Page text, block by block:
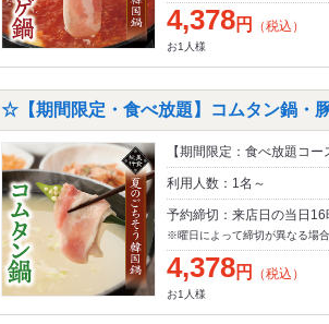
4,378円 （税込）
お1人様
☆【期間限定・食べ放題】コムタン鍋・
【期間限定：食べ放題コ
利用人数：1名～
予約締切：来店日の当日16
※曜日によって締切が異なる場合
4,378円 （税込）
お1人様